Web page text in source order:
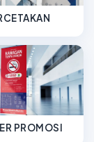
PROMOSI